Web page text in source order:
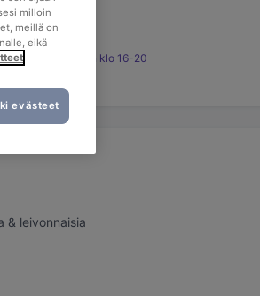
ilta lauantaisin klo 16-20
& leivonnaisia
milloin
meillä on
eikä
evästeet